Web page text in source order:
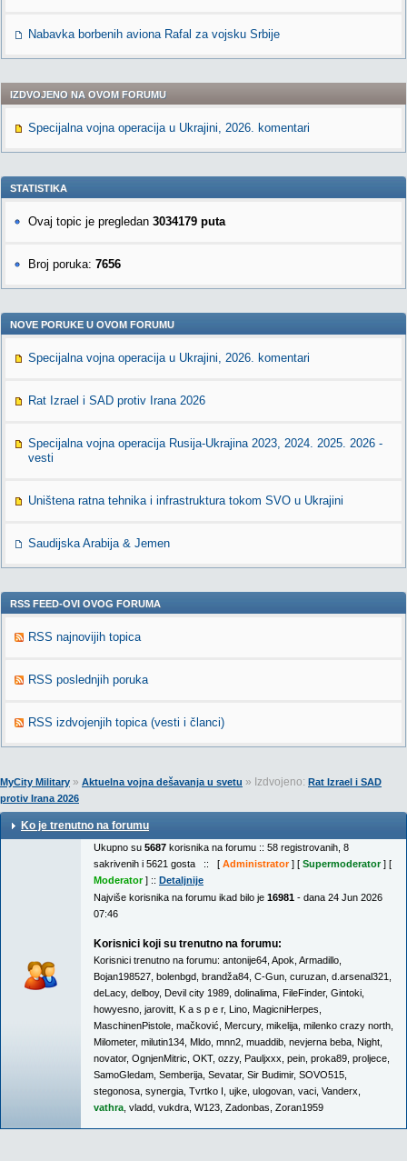
Nabavka borbenih aviona Rafal za vojsku Srbije
IZDVOJENO NA OVOM FORUMU
Specijalna vojna operacija u Ukrajini, 2026. komentari
STATISTIKA
Ovaj topic je pregledan 3034179 puta
Broj poruka: 7656
NOVE PORUKE U OVOM FORUMU
Specijalna vojna operacija u Ukrajini, 2026. komentari
Rat Izrael i SAD protiv Irana 2026
Specijalna vojna operacija Rusija-Ukrajina 2023, 2024. 2025. 2026 -
vesti
Uništena ratna tehnika i infrastruktura tokom SVO u Ukrajini
Saudijska Arabija & Jemen
RSS FEED-OVI OVOG FORUMA
RSS najnovijih topica
RSS poslednjih poruka
RSS izdvojenjih topica (vesti i članci)
MyCity Military » Aktuelna vojna dešavanja u svetu » Izdvojeno: Rat Izrael i SAD
protiv Irana 2026
Ko je trenutno na forumu
Ukupno su 5687 korisnika na forumu :: 58 registrovanih, 8
sakrivenih i 5621 gosta :: [ Administrator] [ Supermoderator] [
Moderator] :: Detaljnije
Najviše korisnika na forumu ikad bilo je 16981 - dana 24 Jun 2026
07:46
Korisnici koji su trenutno na forumu:
Korisnici trenutno na forumu: antonije64 Apok Armadillo
Bojan198527 bolenbgd brandža84 C-Gun curuzan d.arsenal321
deLacy, delboy, Devil city 1989 dolinalima FileFinder, Gintoki
howyesno jarovitt K a s p e r, Lino MagicniHerpes
MaschinenPistole mačković Mercury, mikelija milenko crazy north
Milometer, milutin134 Mldo mnn2 muaddib nevjerna beba Night
novator, OgnjenMitric OKT, ozzy, Pauljxxx pein proka89 proljece
SamoGledam Semberija Sevatar, Sir Budimir, SOVO515
stegonosa synergia Tvrtko I ujke ulogovan vaci Vanderx
vathra vladd vukdra W123 Zadonbas Zoran1959